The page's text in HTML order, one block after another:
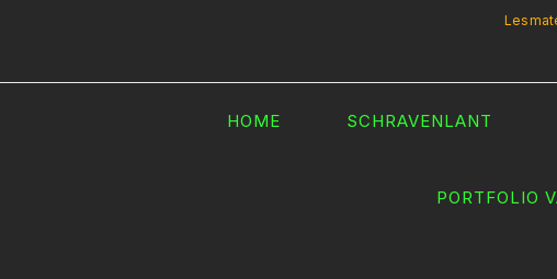
inhoud
HOME SCHRAVENLANT
PORTFOLIO